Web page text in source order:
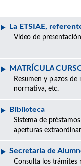
La ETSIAE,
Vídeo de presentación
MATRÍCULA
Resumen y plazos
normativa, etc.
Biblioteca
Sistema de
aperturas
Secretaría de
Consulta los trámites